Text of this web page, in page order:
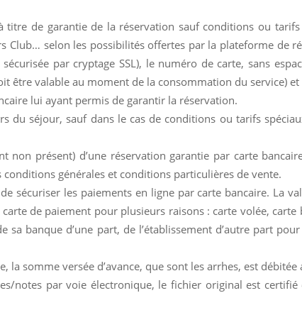
titre de garantie de la réservation sauf conditions ou
Club… selon les possibilités offertes par la plateforme de
par cryptage SSL), le numéro de carte, sans
être valable au moment de la consommation du service)
lui ayant permis de garantir la réservation.
du séjour, sauf dans le cas de conditions ou tarifs
non présent) d’une réservation garantie par carte
générales et conditions particulières de vente.
sécuriser les paiements en ligne par carte bancaire. La
de paiement pour plusieurs raisons : carte volée,
sa banque d’une part, de l’établissement d’autre part
la somme versée d’avance, que sont les arrhes, est
notes par voie électronique, le fichier original est